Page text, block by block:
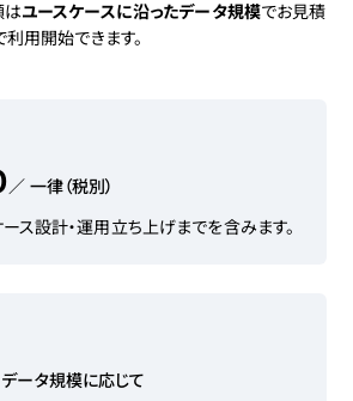
はユースケースに沿ったデータ規模でお見積
利用開始できます。
／ 一律（税別）
ス設計・運用立ち上げまでを含みます。
ータ規模に応じて